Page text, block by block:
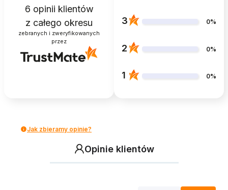
6 opinii klientów
z całego okresu
zebranych i zweryfikowanych
przez
3 0%
2 0%
1 0%
Jak zbieramy opinie?
Opinie klientów